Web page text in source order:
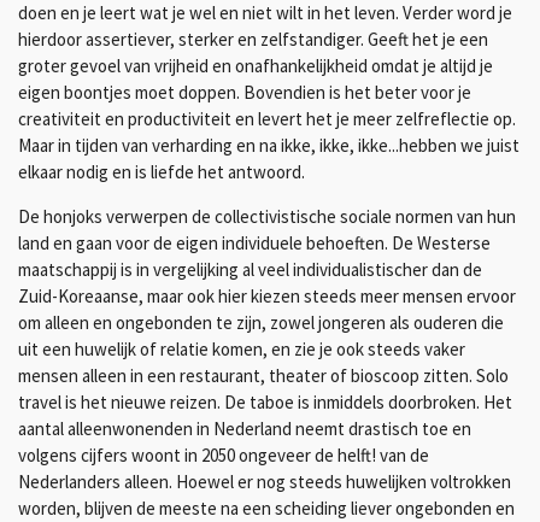
doen en je leert wat je wel en niet wilt in het leven. Verder word je
hierdoor assertiever, sterker en zelfstandiger. Geeft het je een
groter gevoel van vrijheid en onafhankelijkheid omdat je altijd je
eigen boontjes moet doppen. Bovendien is het beter voor je
creativiteit en productiviteit en levert het je meer zelfreflectie op.
Maar in tijden van verharding en na ikke, ikke, ikke...hebben we juist
elkaar nodig en is liefde het antwoord.
De honjoks verwerpen de collectivistische sociale normen van hun
land en gaan voor de eigen individuele behoeften. De Westerse
maatschappij is in vergelijking al veel individualistischer dan de
Zuid-Koreaanse, maar ook hier kiezen steeds meer mensen ervoor
om alleen en ongebonden te zijn, zowel jongeren als ouderen die
uit een huwelijk of relatie komen, en zie je ook steeds vaker
mensen alleen in een restaurant, theater of bioscoop zitten. Solo
travel is het nieuwe reizen. De taboe is inmiddels doorbroken. Het
aantal alleenwonenden in Nederland neemt drastisch toe en
volgens cijfers woont in 2050 ongeveer de helft! van de
Nederlanders alleen. Hoewel er nog steeds huwelijken voltrokken
worden, blijven de meeste na een scheiding liever ongebonden en